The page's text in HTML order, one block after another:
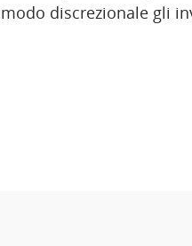
modo discrezionale gli